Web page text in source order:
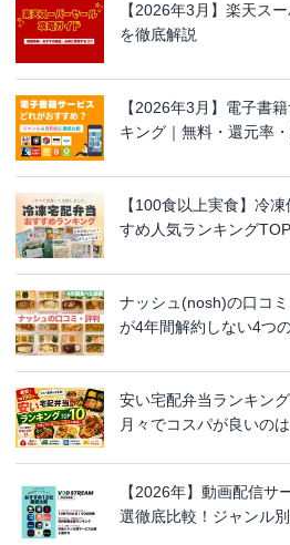
【2026年3月】楽天ス
を徹底解説
【2026年3月】電子書
キング｜無料・還元率
【100食以上実食】冷
すめ人気ランキング
ナッシュ(nosh)の口コ
が4年間解約しない4つ
安い宅配弁当ランキン
月々でコスパが良いの
【2026年】動画配信サ
選徹底比較！ジャンル